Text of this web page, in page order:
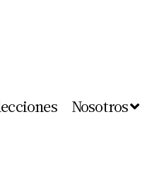
Nosotros